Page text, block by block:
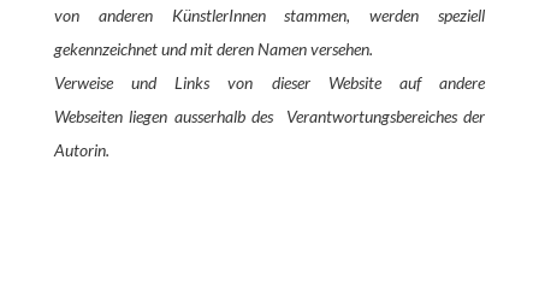
von anderen KünstlerInnen stammen, werden speziell
gekennzeichnet und mit deren Namen versehen.
Verweise und Links von dieser Website auf andere
Webseiten liegen ausserhalb des Verantwortungsbereiches der
Autorin.